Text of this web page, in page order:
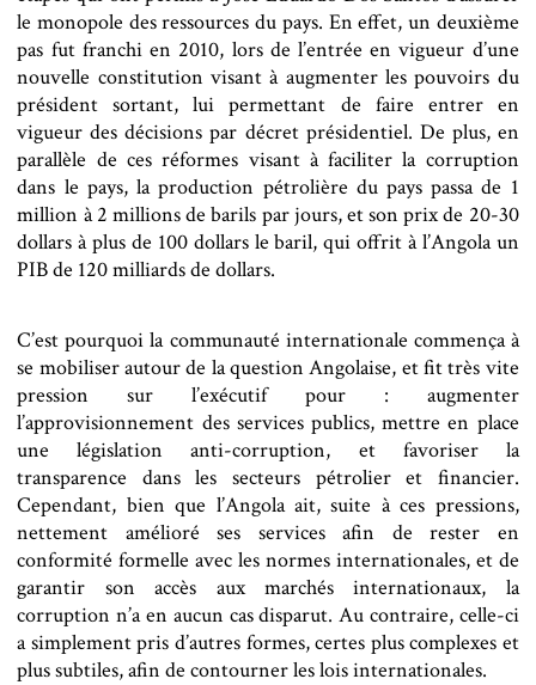
le monopole des ressources du pays. En effet, un deuxième
pas fut franchi en 2010, lors de l’entrée en vigueur d’une
nouvelle constitution visant à augmenter les pouvoirs du
président sortant, lui permettant de faire entrer en
vigueur des décisions par décret présidentiel. De plus, en
parallèle de ces réformes visant à faciliter la corruption
dans le pays, la production pétrolière du pays passa de 1
million à 2 millions de barils par jours, et son prix de 20-30
dollars à plus de 100 dollars le baril, qui offrit à l’Angola un
PIB de 120 milliards de dollars.
C’est pourquoi la communauté internationale commença à
se mobiliser autour de la question Angolaise, et fit très vite
pression sur l’exécutif pour : augmenter
l’approvisionnement des services publics, mettre en place
une législation anti-corruption, et favoriser la
transparence dans les secteurs pétrolier et financier.
Cependant, bien que l’Angola ait, suite à ces pressions,
nettement amélioré ses services afin de rester en
conformité formelle avec les normes internationales, et de
garantir son accès aux marchés internationaux, la
corruption n’a en aucun cas disparut. Au contraire, celle-ci
a simplement pris d’autres formes, certes plus complexes et
plus subtiles, afin de contourner les lois internationales.